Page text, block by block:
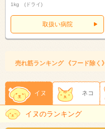
1kg (ドライ)
取扱い病院
売れ筋ランキング 《フード除く》
イヌ ネコ
イヌのランキング